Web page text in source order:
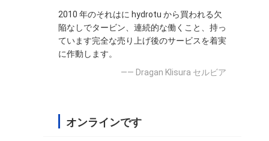
2010 年のそれはに hydrotu から買われる欠
陥なしでタービン、連続的な働くこと、持っ
ています完全な売り上げ後のサービスを着実
に作動します。
—— Dragan Klisura セルビア
オンラインです